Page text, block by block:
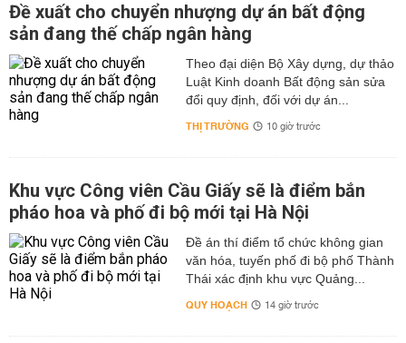
Đề xuất cho chuyển nhượng dự án bất động
sản đang thế chấp ngân hàng
Theo đại diện Bộ Xây dựng, dự thảo
Luật Kinh doanh Bất động sản sửa
đổi quy định, đối với dự án...
THỊ TRƯỜNG 10 giờ trước
Khu vực Công viên Cầu Giấy sẽ là điểm bắn
pháo hoa và phố đi bộ mới tại Hà Nội
Đề án thí điểm tổ chức không gian
văn hóa, tuyến phố đi bộ phố Thành
Thái xác định khu vực Quảng...
QUY HOẠCH 14 giờ trước